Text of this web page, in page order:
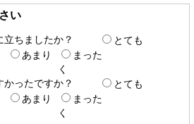
い
立ちましたか？
とても
あまり
まった
く
かったですか？
とても
あまり
まった
く